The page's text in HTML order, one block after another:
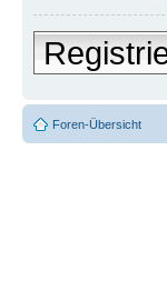
Foren-Übersicht